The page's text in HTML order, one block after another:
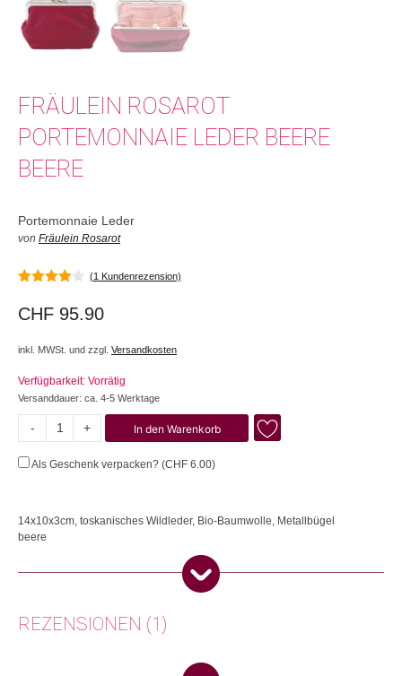
FRÄULEIN ROSAROT
PORTEMONNAIE LEDER BEERE
BEERE
Portemonnaie Leder
von Fräulein Rosarot
5
(1 Kundenrezension)
CHF 95.90
inkl. MWSt. und zzgl. Versandkosten
Verfügbarkeit: Vorrätig
Versanddauer: ca. 4-5 Werktage
- + In den Warenkorb
Als Geschenk verpacken? (CHF 6.00)
14x10x3cm, toskanisches Wildleder, Bio-Baumwolle, Metallbügel
beere
Praktisches Clip-Portemonnaie mit 2 Fächern für eine bessere
Produktion: Schweiz
Mode ,Taschen & Rucksäcke
REZENSIONEN (1)